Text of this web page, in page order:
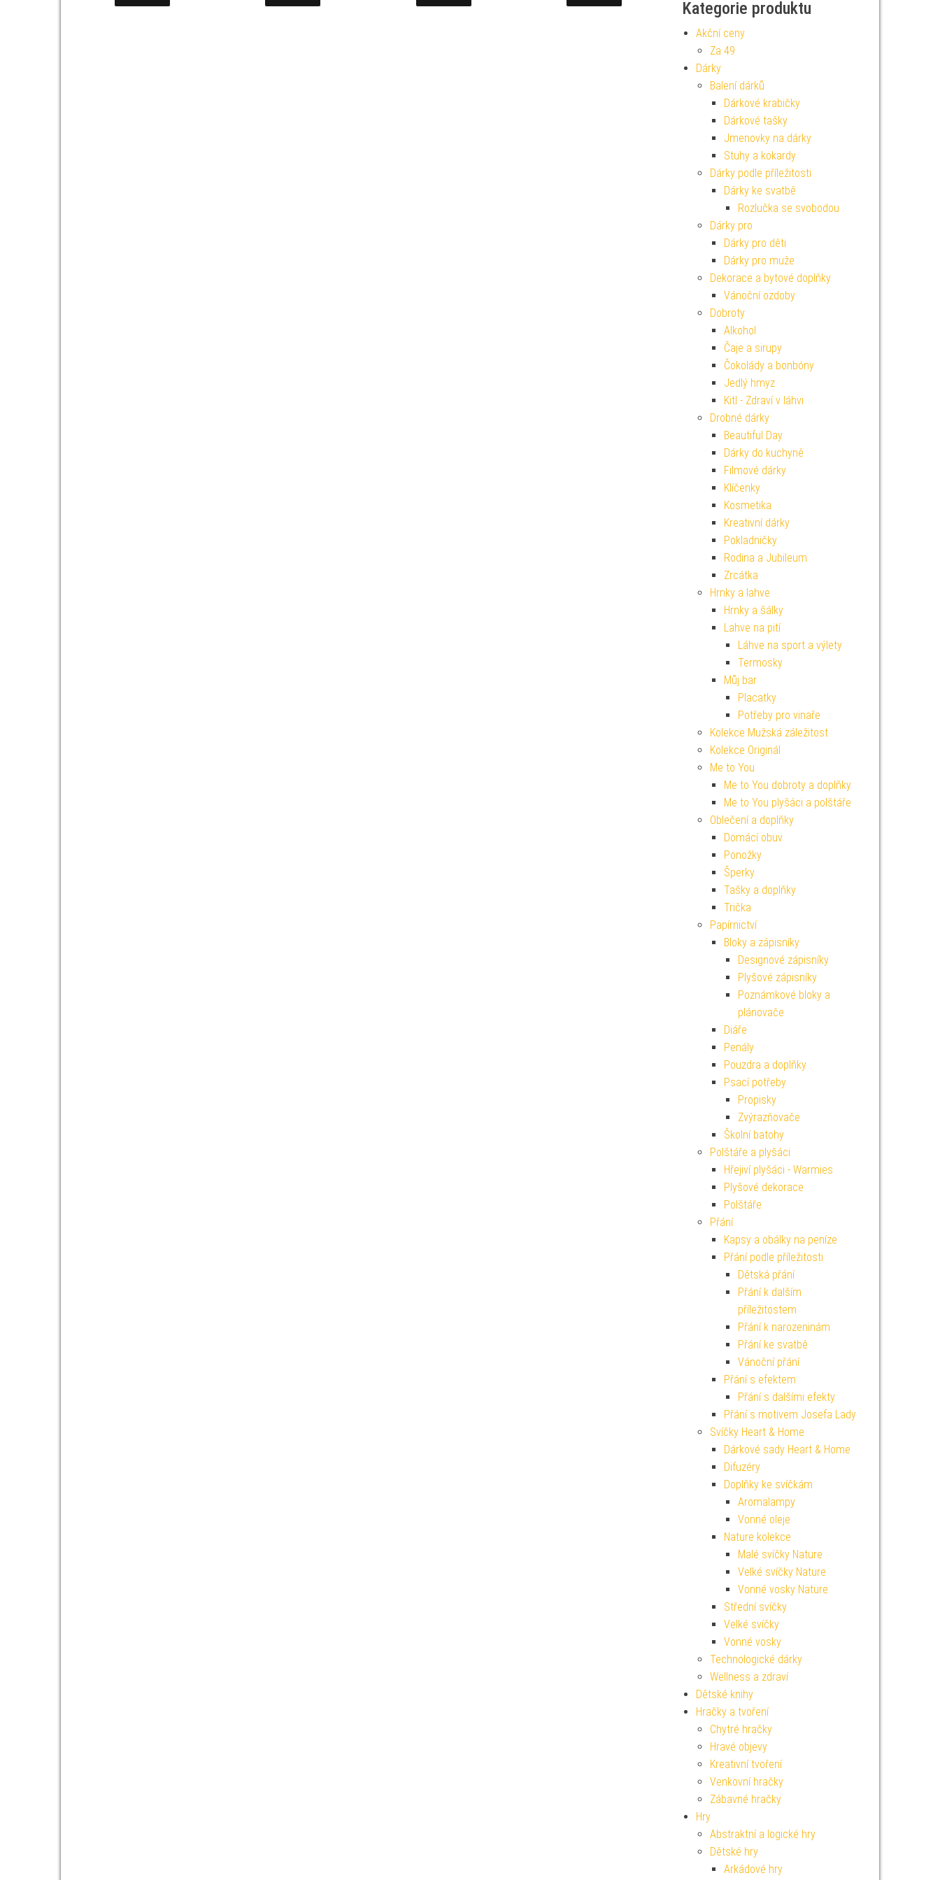
Kategorie produktu
Akční ceny
Za 49
Dárky
Balení dárků
Dárkové krabičky
Dárkové tašky
Jmenovky na dárky
Stuhy a kokardy
Dárky podle příležitosti
Dárky ke svatbě
Rozlučka se svobodou
Dárky pro
Dárky pro děti
Dárky pro muže
Dekorace a bytové doplňky
Vánoční ozdoby
Dobroty
Alkohol
Čaje a sirupy
Čokolády a bonbóny
Jedlý hmyz
Kitl - Zdraví v láhvi
Drobné dárky
Beautiful Day
Dárky do kuchyně
Filmové dárky
Klíčenky
Kosmetika
Kreativní dárky
Pokladničky
Rodina a Jubileum
Zrcátka
Hrnky a lahve
Hrnky a šálky
Lahve na pití
Láhve na sport a výlety
Termosky
Můj bar
Placatky
Potřeby pro vinaře
Kolekce Mužská záležitost
Kolekce Originál
Me to You
Me to You dobroty a doplňky
Me to You plyšáci a polštáře
Oblečení a doplňky
Domácí obuv
Ponožky
Šperky
Tašky a doplňky
Trička
Papírnictví
Bloky a zápisníky
Designové zápisníky
Plyšové zápisníky
Poznámkové bloky a
plánovače
Diáře
Penály
Pouzdra a doplňky
Psací potřeby
Propisky
Zvýrazňovače
Školní batohy
Polštáře a plyšáci
Hřejiví plyšáci - Warmies
Plyšové dekorace
Polštáře
Přání
Kapsy a obálky na peníze
Přání podle příležitosti
Dětská přání
Přání k dalším
příležitostem
Přání k narozeninám
Přání ke svatbě
Vánoční přání
Přání s efektem
Přání s dalšími efekty
Přání s motivem Josefa Lady
Svíčky Heart & Home
Dárkové sady Heart & Home
Difuzéry
Doplňky ke svíčkám
Aromalampy
Vonné oleje
Nature kolekce
Malé svíčky Nature
Velké svíčky Nature
Vonné vosky Nature
Střední svíčky
Velké svíčky
Vonné vosky
Technologické dárky
Wellness a zdraví
Dětské knihy
Hračky a tvoření
Chytré hračky
Hravé objevy
Kreativní tvoření
Venkovní hračky
Zábavné hračky
Hry
Abstraktní a logické hry
Dětské hry
Arkádové hry